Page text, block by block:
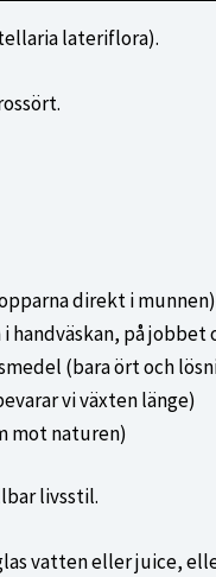
lateriflora).
direkt i munnen)
på jobbet
(bara ört och
vi växten länge)
mot naturen)
livsstil.
vatten eller juice,